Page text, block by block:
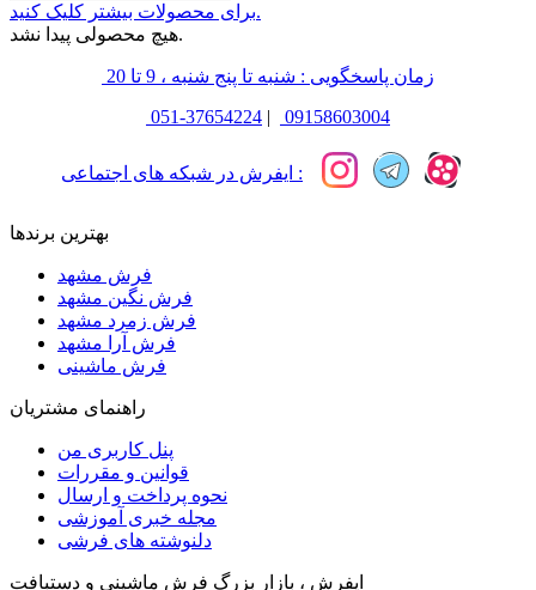
برای محصولات بیشتر کلیک کنید.
هیچ محصولی پیدا نشد.
زمان پاسخگویی : شنبه تا پنج شنبه ، 9 تا 20
051-37654224 | 09158603004
ایفرش در شبکه های اجتماعی :
بهترین برندها
فرش مشهد
فرش نگین مشهد
فرش زمرد مشهد
فرش آرا مشهد
فرش ماشینی
راهنمای مشتریان
پنل کاربری من
قوانین و مقررات
نحوه پرداخت و ارسال
مجله خبری آموزشی
دلنوشته های فرشی
ایفرش ، بازار بزرگ فرش ماشینی و دستبافت